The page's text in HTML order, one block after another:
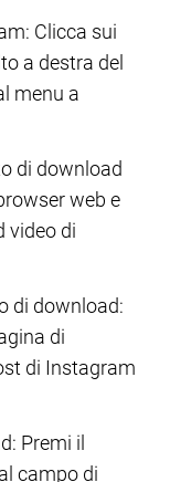
Clicca sui
a destra del
menu a
di download
web e
video di
di download:
di
di Instagram
Premi il
campo di